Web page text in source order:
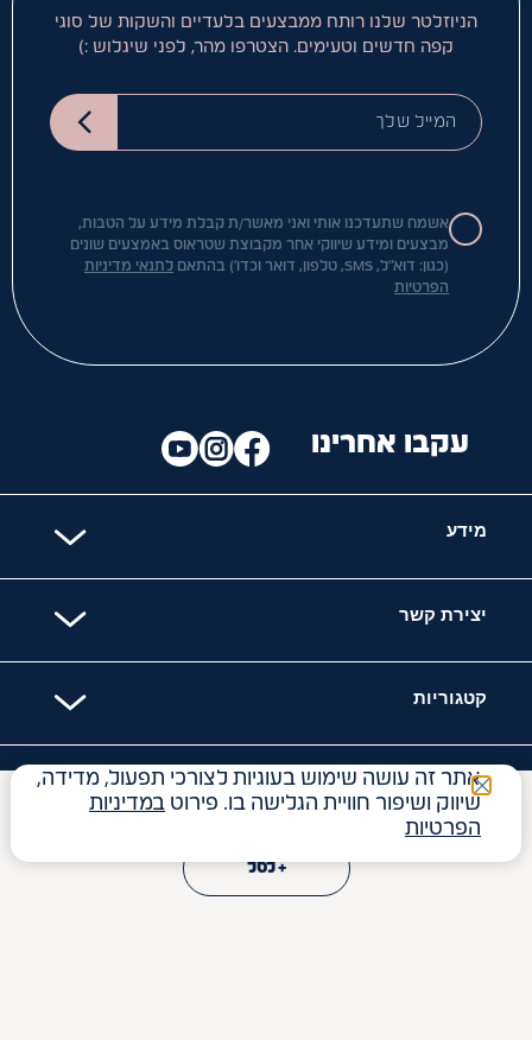
119
₪
+ לסל
הניוזלטר שלנו רותח ממבצעים בלעדיים והשקות של סוגי
קפה חדשים וטעימים. הצטרפו מהר, לפני שיגלוש :)
המייל שלך
אשמח שתעדכנו אותי ואני מאשר/ת קבלת מידע על הטבות,
מבצעים ומידע שיווקי אחר מקבוצת שטראוס באמצעים שונים
(כגון: דוא"ל, SMS, טלפון, דואר וכדו') בהתאם
לתנאי מדיניות
הפרטיות
מידע
יצירת קשר
קטגוריות
עקבו אחרינו
האתר מאובטח עם
אתר זה עושה שימוש בעוגיות לצורכי תפעול, מדידה,
שיווק ושיפור חוויית הגלישה בו. פירוט במדיניות
הפרטיות